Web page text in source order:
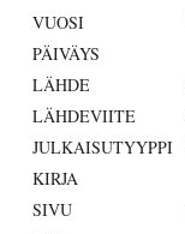
VUOSI
PÄIVÄYS
LÄHDE
LÄHDEVIITE
JULKAISUTYYPPI
KIRJA
SIVU